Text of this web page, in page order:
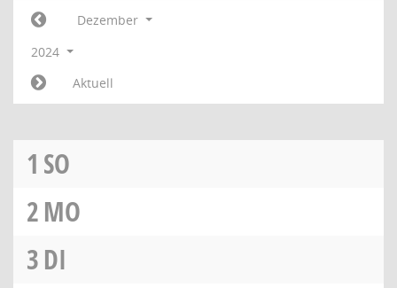
Dezember
2024
Aktuell
1 SO
2MO
3DI